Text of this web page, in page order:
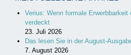
Verius: Wenn formale
verdeckt
23. Juli 2026
Das lesen Sie in der August-
7. August 2026